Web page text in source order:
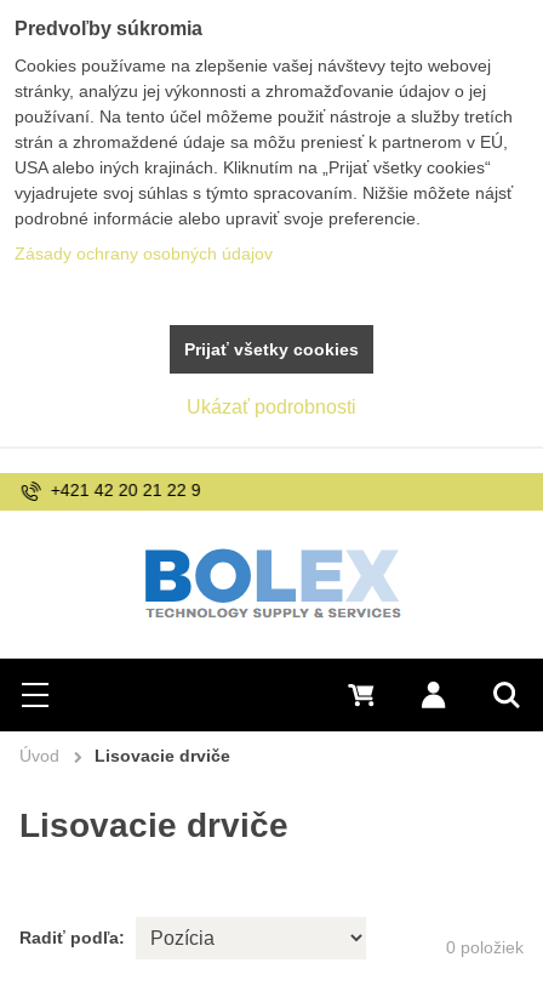
Hľadať
Menu Prihlásiť sa
0 €
Úvod Lisovacie drviče
Lisovacie drviče
Radiť podľa: 0 položiek
Predvoľby súkromia
Cookies používame na zlepšenie vašej návštevy tejto webovej
stránky, analýzu jej výkonnosti a zhromažďovanie údajov o jej
používaní. Na tento účel môžeme použiť nástroje a služby tretích
strán a zhromaždené údaje sa môžu preniesť k partnerom v EÚ,
USA alebo iných krajinách. Kliknutím na „Prijať všetky cookies“
vyjadrujete svoj súhlas s týmto spracovaním. Nižšie môžete nájsť
podrobné informácie alebo upraviť svoje preferencie.
Zásady ochrany osobných údajov
Ukázať podrobnosti
Prijať všetky cookies